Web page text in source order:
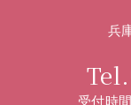
兵
Tel.
受付時